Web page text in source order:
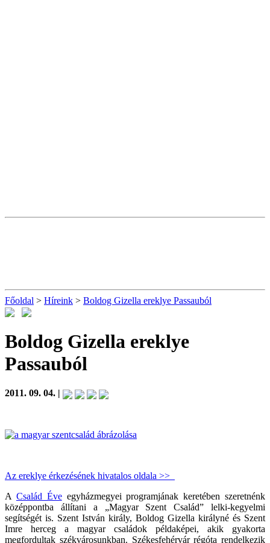
Főoldal > Híreink > Boldog Gizella ereklye Passauból
Boldog Gizella ereklye
Passauból
2011. 09. 04. |
Az ereklye érkezésének hivatalos oldala >>
A Család Éveegyházmegyei programjának keretében szeretnénk
középpontba állítani a „Magyar Szent Család” lelki-kegyelmi
segítségét is. Szent István király, Boldog Gizella királyné és Szent
Imre herceg a magyar családok példaképei, akik gyakorta
megfordultak székvárosunkban. Székesfehérvár régóta rendelkezik